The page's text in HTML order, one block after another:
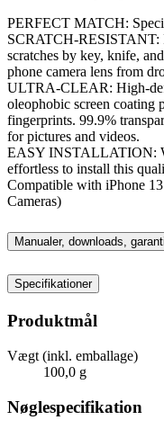
PERFECT MATCH:
SCRATCH-RESISTANT:
scratches by key, knife,
phone camera lens from
ULTRA-CLEAR: High-
oleophobic screen coating
fingerprints. 99.9%
for pictures and videos.
EASY INSTALLATION:
effortless to install this
Compatible with iPhone
Cameras)
Manualer, downloads,
Specifikationer
Produktmål
Vægt (inkl. emballage)
100,0 g
Nøglespecifikation